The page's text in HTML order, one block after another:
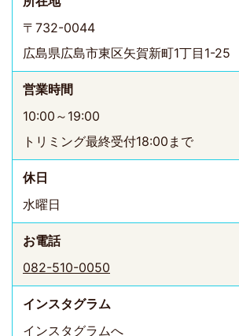
〒732-0044
広島県広島市東区矢賀新町1丁目1-25
営業時間
10:00～19:00
トリミング最終受付18:00まで
休日
水曜日
お電話
082-510-0050
インスタグラム
インスタグラムへ